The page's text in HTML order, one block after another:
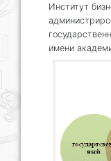
Институт
имени